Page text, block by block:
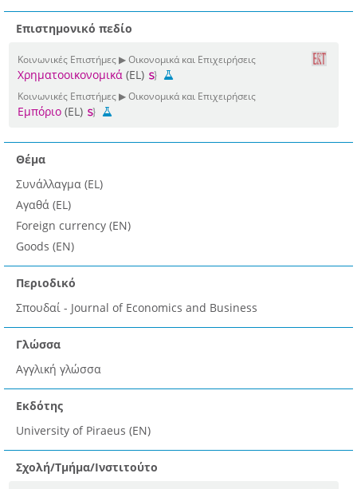
Επιστημονικό πεδίο
Κοινωνικές Επιστήμες ▶ Οικονομικά και Επιχειρήσεις
Χρηματοοικονομικά (EL)
Κοινωνικές Επιστήμες ▶ Οικονομικά και Επιχειρήσεις
Εμπόριο (EL)
Θέμα
Συνάλλαγμα (EL)
Αγαθά (EL)
Foreign currency (EN)
Goods (EN)
Περιοδικό
Σπουδαί - Journal of Economics and Business
Γλώσσα
Αγγλική γλώσσα
Εκδότης
University of Piraeus (EN)
Σχολή/Τμήμα/Ινστιτούτο